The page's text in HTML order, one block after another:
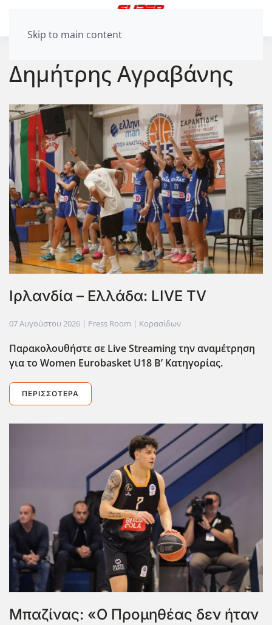
Skip to main content
Δημήτρης Αγραβάνης
Ιρλανδία – Ελλάδα: LIVE TV
07 Αυγούστου 2026 | Press Room | Κορασίδων
Παρακολουθήστε σε LiveStreamingτην αναμέτρηση
για το Women Eurobasket U18 Β’ Κατηγορίας.
ΠΕΡΙΣΣΌΤΕΡΑ
Μπαζίνας: «Ο Προμηθέας δεν ήταν